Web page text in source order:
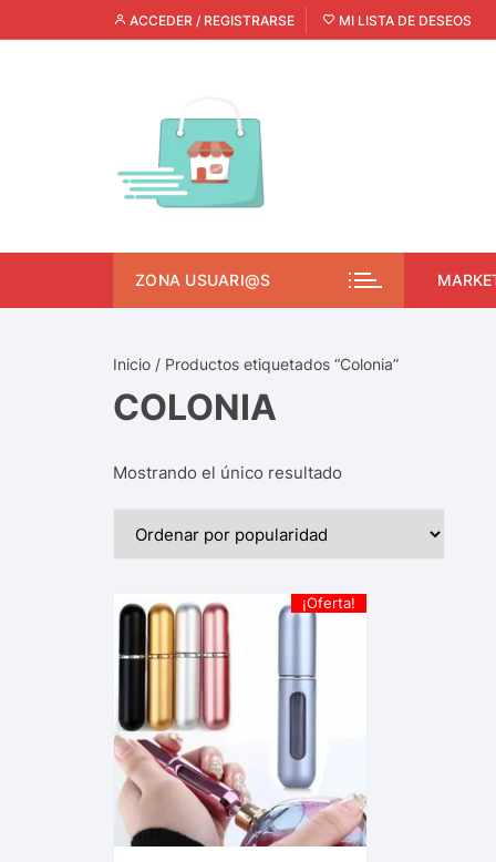
ACCEDER / REGISTRARSE MI LISTA DE DESEOS
ZONA USUARI@S
Inicio / Productos etiquetados “Colonia”
COLONIA
Mostrando el único resultado
¡Oferta!